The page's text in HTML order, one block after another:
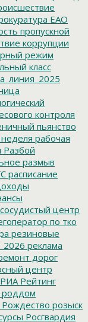
ЕАО
пропускной
коррупции
режим
класс
контроля
пьянство
рабочая
Разбой
размыв
расписание
центр
по тко
резиновые
реклама
дорог
центр
РИА Рейтинг
роддом
Рождество розыск
Росгвардия